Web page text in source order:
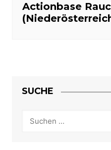
Actionbase
SUCHE